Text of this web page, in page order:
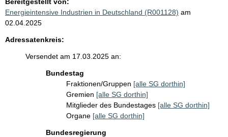
Energieintensive Industrien in Deutschland (R001128) am
02.04.2025
Adressatenkreis:
Versendet am 17.03.2025 an:
Bundestag
Fraktionen/Gruppen [alle SG dorthin]
Gremien [alle SG dorthin]
Mitglieder des Bundestages [alle SG dorthin]
Organe [alle SG dorthin]
Bundesregierung